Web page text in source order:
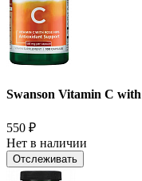
Swanson Vitamin C with
550 ₽
Нет в наличии
Отслеживать